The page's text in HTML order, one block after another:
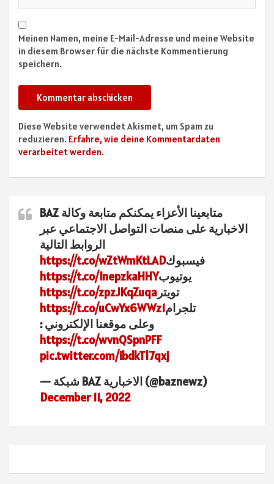
Meinen Namen, meine E-Mail-Adresse und meine Website
in diesem Browser für die nächste Kommentierung
speichern.
Diese Website verwendet Akismet, um Spam zu
reduzieren. Erfahre, wie deine Kommentardaten
verarbeitet werden.
متابعينا الأعزاء يمكنكم متابعة وكالة BAZ
الاخبارية على منصات التواصل الاجتماعي عبر
الروابط التالية
فيسبوكhttps://t.co/wZtWmKtLAD
يوتيوبhttps://t.co/InepzkaHHY
تويتر https://t.co/zpzJKqZuqa
تلجرامhttps://t.co/uCwYx6WWz1
وعلى موقعنا الإلكتروني :
https://t.co/wvnQSpnPFF
pic.twitter.com/ibdkTl7qxj
— شبكة BAZ الاخبارية (@baznewz)
December 11, 2022